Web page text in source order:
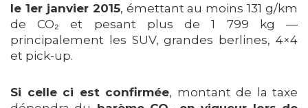
le 1er janvier 2015, émettant au moins 131 g/km
de CO₂ et pesant plus de 1 799 kg —
principalement les SUV, grandes berlines, 4×4
et pick-up.
Si celle ci est confirmée, montant de la taxe